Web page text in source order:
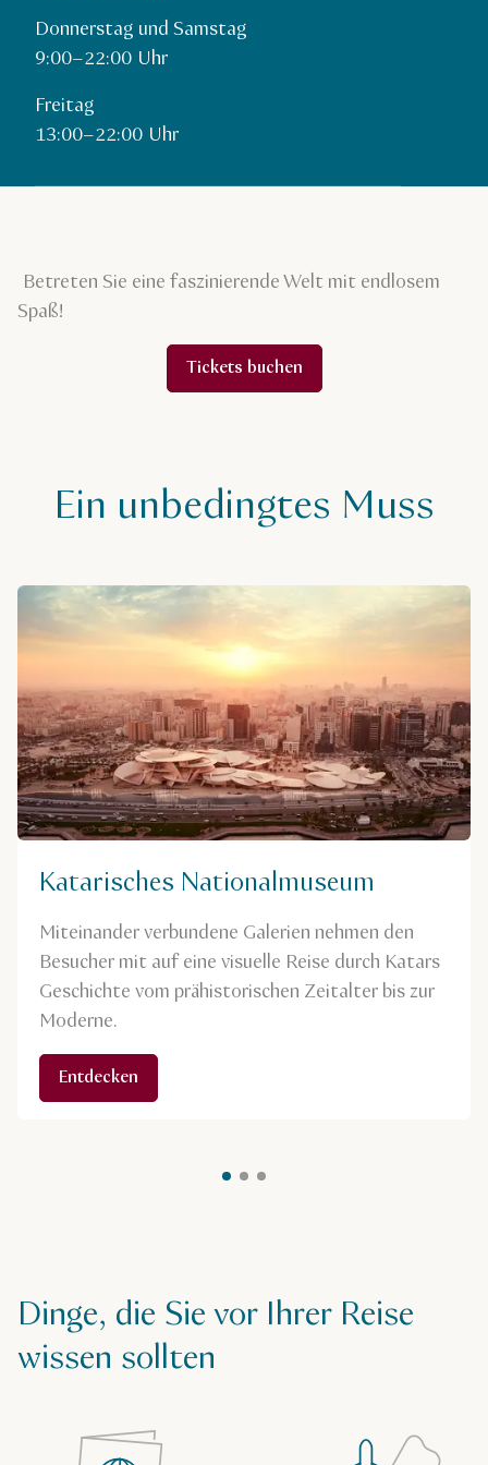
Donnerstag und Samstag
9:00–22:00 Uhr
Freitag
13:00–22:00 Uhr
Betreten Sie eine faszinierende Welt mit endlosem
Spaß!
Tickets buchen
Ein unbedingtes Muss
Katarisches Nationalmuseum
Miteinander verbundene Galerien nehmen den
Besucher mit auf eine visuelle Reise durch Katars
Geschichte vom prähistorischen Zeitalter bis zur
Moderne.
Entdecken
Dinge, die Sie vor Ihrer Reise
wissen sollten